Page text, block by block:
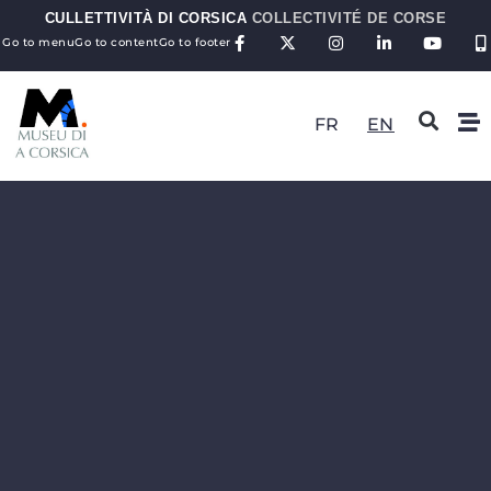
CULLETTIVITÀ DI CORSICA COLLECTIVITÉ DE CORSE
Go to menuGo to contentGo to footer
FR EN